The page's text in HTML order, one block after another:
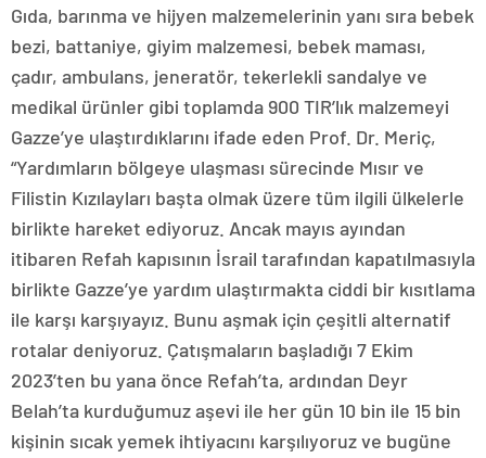
Gıda, barınma ve hijyen malzemelerinin yanı sıra bebek
bezi, battaniye, giyim malzemesi, bebek maması,
çadır, ambulans, jeneratör, tekerlekli sandalye ve
medikal ürünler gibi toplamda 900 TIR’lık malzemeyi
Gazze’ye ulaştırdıklarını ifade eden Prof. Dr. Meriç,
“Yardımların bölgeye ulaşması sürecinde Mısır ve
Filistin Kızılayları başta olmak üzere tüm ilgili ülkelerle
birlikte hareket ediyoruz. Ancak mayıs ayından
itibaren Refah kapısının İsrail tarafından kapatılmasıyla
birlikte Gazze’ye yardım ulaştırmakta ciddi bir kısıtlama
ile karşı karşıyayız. Bunu aşmak için çeşitli alternatif
rotalar deniyoruz. Çatışmaların başladığı 7 Ekim
2023’ten bu yana önce Refah’ta, ardından Deyr
Belah’ta kurduğumuz aşevi ile her gün 10 bin ile 15 bin
kişinin sıcak yemek ihtiyacını karşılıyoruz ve bugüne